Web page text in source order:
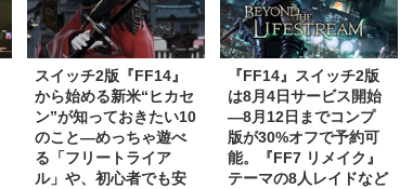
スイッチ2版『FF14』
から始める新米“ヒカセ
ン”が知っておきたい10
のこと―めっちゃ遊べ
る「フリートライア
ル」や、初心者でも安
『FF14』スイッチ2版
は8月4日サービス開始
―8月12日までコンプ
版が30%オフで予約可
能。『FF7 リメイク』
テーマの8人レイドなど